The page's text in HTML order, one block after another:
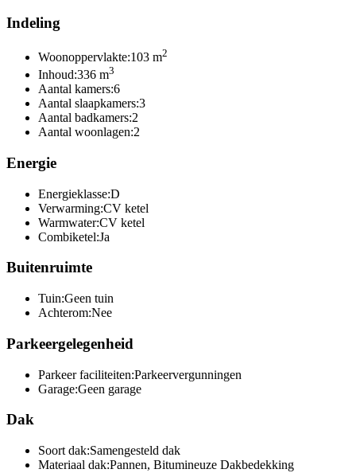
Indeling
Woonoppervlakte:103 m2
Inhoud:336 m3
Aantal kamers:6
Aantal slaapkamers:3
Aantal badkamers:2
Aantal woonlagen:2
Energie
Energieklasse:D
Verwarming:CV ketel
Warmwater:CV ketel
Combiketel:Ja
Buitenruimte
Tuin:Geen tuin
Achterom:Nee
Parkeergelegenheid
Parkeer faciliteiten:Parkeervergunningen
Garage:Geen garage
Dak
Soort dak:Samengesteld dak
Materiaal dak:Pannen, Bitumineuze Dakbedekking